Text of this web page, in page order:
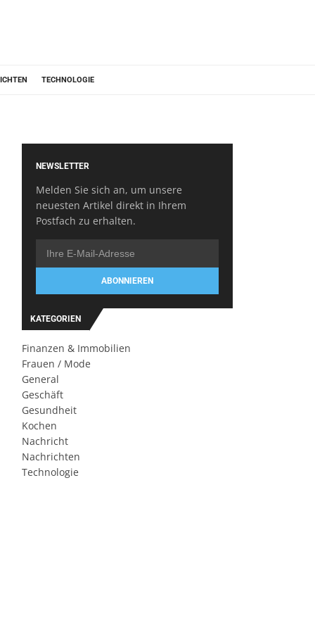
TECHNOLOGIE
NEWSLETTER
Melden Sie sich an, um unsere
neuesten Artikel direkt in Ihrem
Postfach zu erhalten.
ABONNIEREN
KATEGORIEN
Finanzen & Immobilien
Frauen / Mode
General
Geschäft
Gesundheit
Kochen
Nachricht
Nachrichten
Technologie